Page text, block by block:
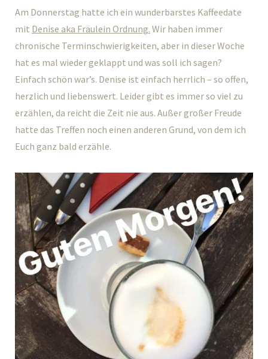
Am Donnerstag hatte ich ein wunderbarstes Kaffeedate
mit Denise aka Fräulein Ordnung. Wir haben immer
chronische Terminschwierigkeiten, aber in dieser Woche
hat es mal wieder geklappt und was soll ich sagen?
Einfach schön war’s. Denise ist einfach herrlich – so offen,
herzlich und liebenswert. Leider gibt es immer so viel zu
erzählen, da reicht die Zeit nie aus. Außer großer Freude
hatte das Treffen noch einen anderen Grund, von dem ich
Euch ganz bald erzähle.